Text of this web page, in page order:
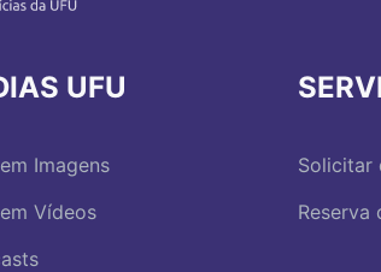
UFU
Imagens
Vídeos
Solicitar
Reserva